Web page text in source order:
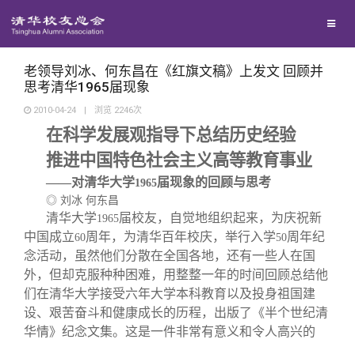
地区联络
年级联络
院系校友工作
专业委员会
兴趣群体
西南联大校友会
回馈母校
捐赠项目
捐赠新闻
捐赠纪事
捐赠方法
义工计划
媒体平台
《清华校友通讯》
《水木清华》
我要订阅
新媒体平台
百年清华
清华人物
清华故事
青春风采
校友服务
终身学习
信息化服务
校友总会
总会简介
关闭
老领导刘冰、何东昌在《红旗文稿》上发文 回顾并
思考清华1965届现象
2010-04-24 | 浏览 2246次
在科学发展观指导下总结历史经验
推进中国特色社会主义高等教育事业
——对清华大学1965届现象的回顾与思考
◎ 刘冰 何东昌
清华大学1965届校友，自觉地组织起来，为庆祝新
中国成立60周年，为清华百年校庆，举行入学50周年纪
念活动，虽然他们分散在全国各地，还有一些人在国
外，但却克服种种困难，用整整一年的时间回顾总结他
们在清华大学接受六年大学本科教育以及投身祖国建
设、艰苦奋斗和健康成长的历程，出版了《半个世纪清
华情》纪念文集。这是一件非常有意义和令人高兴的